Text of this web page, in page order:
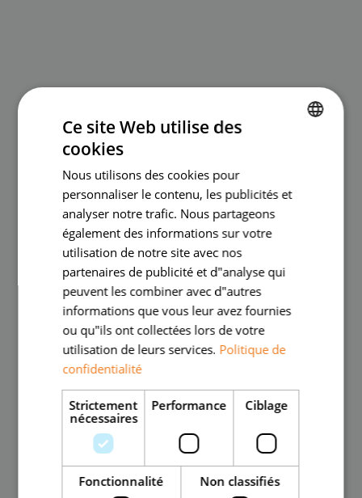
Ce site Web utilise des
cookies
Nous utilisons des cookies pour
personnaliser le contenu, les publicités et
analyser notre trafic. Nous partageons
également des informations sur votre
utilisation de notre site avec nos
partenaires de publicité et d"analyse qui
peuvent les combiner avec d"autres
informations que vous leur avez fournies
ou qu"ils ont collectées lors de votre
utilisation de leurs services. Politique de
confidentialité
Strictement
nécessaires
Performance Ciblage
Fonctionnalité Non classifiés